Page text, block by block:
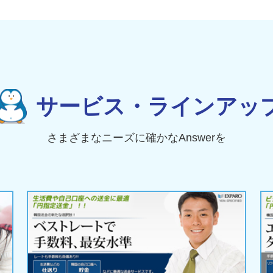
サービス・ラインアッ
さまざまなニーズに確かなAnswerを